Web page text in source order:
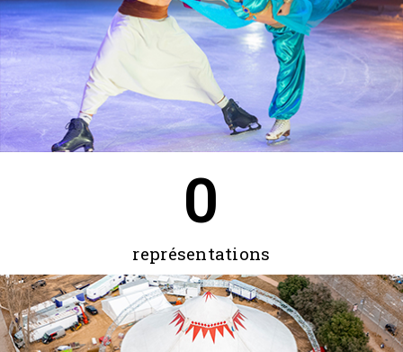
représentations
0